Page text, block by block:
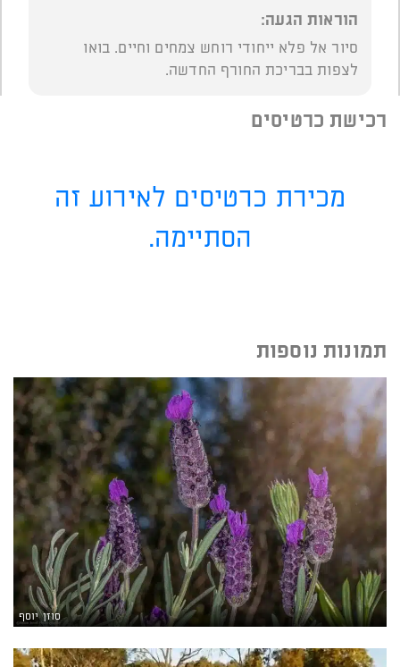
הוראות הגעה:
סיור אל פלא ייחודי רוחש צמחים וחיים. בואו
לצפות בבריכת החורף החדשה.
רכישת כרטיסים
מכירת כרטיסים לאירוע זה
הסתיימה.
תמונות נוספות
סוזן יוסף